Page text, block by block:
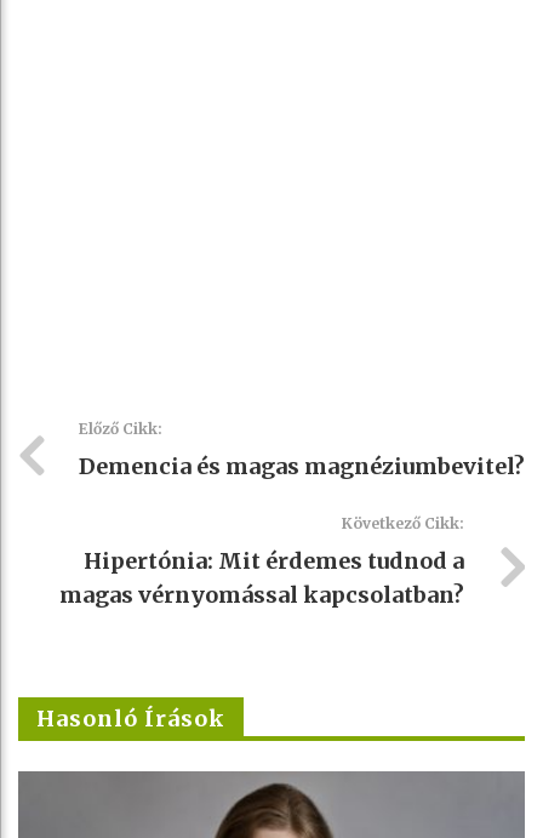
Előző Cikk:
Demencia és magas magnéziumbevitel?
Következő Cikk:
Hipertónia: Mit érdemes tudnod a
magas vérnyomással kapcsolatban?
Hasonló Írások